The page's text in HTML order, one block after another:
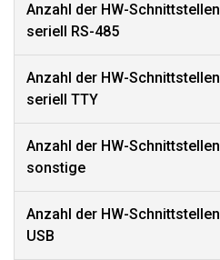
Anzahl der HW-Schnittstellen
seriell RS-485
Anzahl der HW-Schnittstellen
seriell TTY
Anzahl der HW-Schnittstellen
sonstige
Anzahl der HW-Schnittstellen
USB